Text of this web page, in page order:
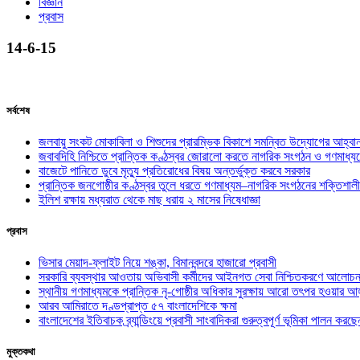
প্রবাস
14-6-15
সর্বশেষ
জলবায়ু সংকট মোকাবিলা ও শিশুদের প্রারম্ভিক বিকাশে সমন্বিত উদ্যোগের
জবাবদিহি নিশ্চিতে প্রান্তিক কণ্ঠস্বর জোরালো করতে নাগরিক সংগঠন ও
বাজেটে পানিতে ডুবে মৃত্যু প্রতিরোধের বিষয় অন্তর্ভুক্ত করবে সরকার
প্রান্তিক জনগোষ্ঠীর কণ্ঠস্বর তুলে ধরতে গণমাধ্যম–নাগরিক সংগঠনের
ইলিশ রক্ষায় মধ্যরাত থেকে মাছ ধরায় ২ মাসের নিষেধাজ্ঞা
প্রবাস
ভিসার মেয়াদ-ফ্লাইট নিয়ে শঙ্কা, বিমানবন্দরে হাজারো প্রবাসী
সরকারি ব্যবস্থার আওতায় অভিবাসী কর্মীদের আইনগত সেবা নিশ্চিতকরণে
স্থানীয় গণমাধ্যমকে প্রান্তিক নৃ-গোষ্ঠীর অধিকার সুরক্ষায় আরো তৎপর হওয়ার
আরব আমিরাতে দণ্ডপ্রাপ্ত ৫৭ বাংলাদেশিকে ক্ষমা
বাংলাদেশের ইতিবাচক ব্র্যান্ডিংয়ে প্রবাসী সাংবাদিকরা গুরুত্বপূর্ণ ভূমিকা পালন
মুক্তকথা